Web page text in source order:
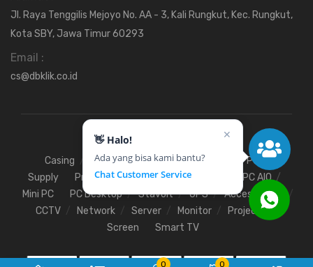
👋 Halo!
Ada yang bisa kami bantu?
Chat Customer Service
✕
0 0
Jl. Raya Tenggilis Mejoyo No. AA - 3, Kali Rungkut, Kec. Rungkut,
Kota SBY, Jawa Timur 60293
Email :
cs@dbklik.co.id
Casing Fan Hardisk Motherboard
Power
Supply
Processor SSD RAM
PC AIO
Mini PC
PC Desktop Stavolt UPS
Access Point
CCTV
Network Server Monitor
Projector
Screen
Smart TV